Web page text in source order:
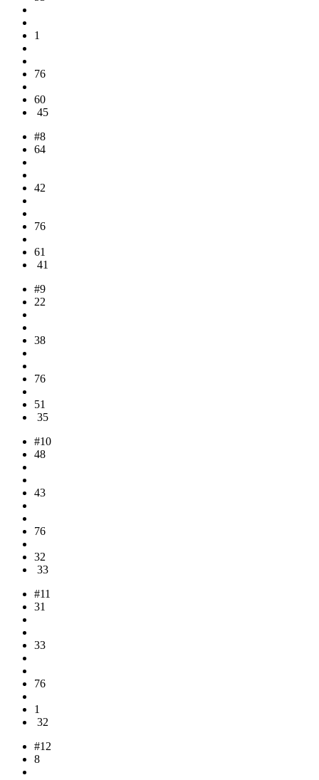
1
76
60
45
#8
64
42
76
61
41
#9
22
38
76
51
35
#10
48
43
76
32
33
#11
31
33
76
1
32
#12
8